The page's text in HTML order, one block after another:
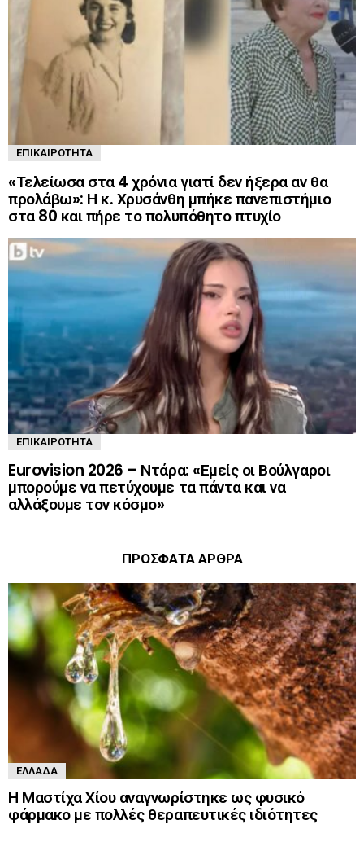
ΕΠΙΚΑΙΡΌΤΗΤΑ
«Τελείωσα στα 4 χρόνια γιατί δεν ήξερα αν θα
προλάβω»: Η κ. Χρυσάνθη μπήκε πανεπιστήμιο
στα 80 και πήρε το πολυπόθητο πτυχίο
ΕΠΙΚΑΙΡΌΤΗΤΑ
Eurovision 2026 – Ντάρα: «Εμείς οι Βούλγαροι
μπορούμε να πετύχουμε τα πάντα και να
αλλάξουμε τον κόσμο»
ΠΡΌΣΦΑΤΑ ΆΡΘΡΑ
ΕΛΛΆΔΑ
Η Μαστίχα Χίου αναγνωρίστηκε ως φυσικό
φάρμακο με πολλές θεραπευτικές ιδιότητες